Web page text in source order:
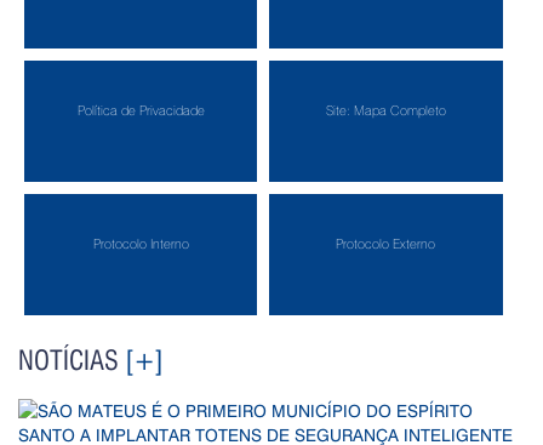
Política de Privacidade Site: Mapa Completo
Protocolo Interno Protocolo Externo
NOTÍCIAS [+]